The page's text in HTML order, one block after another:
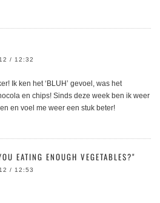
/ 12:32
Ik ken het ‘BLUH’ gevoel, was het
en chips! Sinds deze week ben ik weer
en voel me weer een stuk beter!
EATING ENOUGH VEGETABLES?"
/ 12:53